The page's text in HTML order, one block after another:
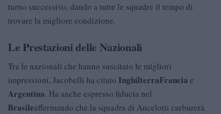
turno successivo, dando a tutte le squadre il tempo di
trovare la migliore condizione.
Le Prestazioni delle Nazionali
Tra le nazionali che hanno suscitato le migliori
impressioni, Jacobelli ha citato InghilterraFrancia e
Argentina. Ha anche espresso fiducia nel
Brasileaffermando che la squadra di Ancelotti carburerà